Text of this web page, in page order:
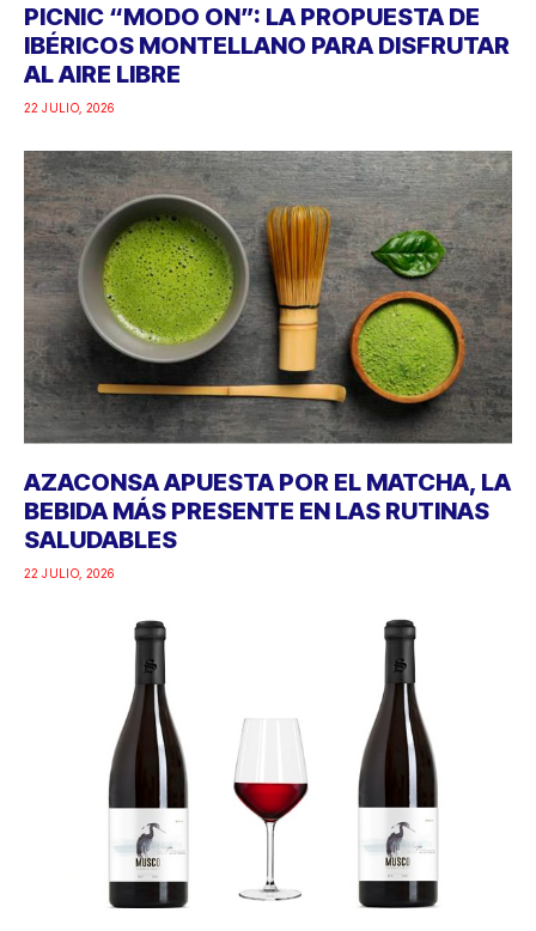
PICNIC “MODO ON”: LA PROPUESTA DE
IBÉRICOS MONTELLANO PARA DISFRUTAR
AL AIRE LIBRE
22 JULIO, 2026
AZACONSA APUESTA POR EL MATCHA, LA
BEBIDA MÁS PRESENTE EN LAS RUTINAS
SALUDABLES
22 JULIO, 2026